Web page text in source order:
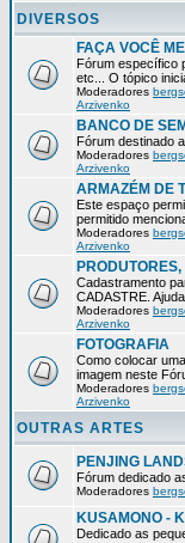
DIVERSOS
FAÇA VOCÊ
Fórum específico
etc... O tópico
Moderadores
Arzivenko
BANCO DE
Fórum destinado
Moderadores
Arzivenko
ARMAZÉM DE
Este espaço
permitido
Moderadores
Arzivenko
Cadastramento
CADASTRE.
Moderadores
Arzivenko
FOTOGRAFIA
Como colocar
imagem neste
Moderadores
Arzivenko
OUTRAS ARTES
PENJING
Fórum dedicado
Moderadores
KUSAMONO -
Dedicado as